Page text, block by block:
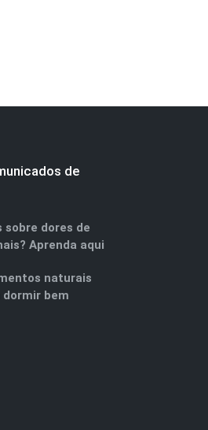
de
sobre dores de
Aprenda aqui
naturais
dormir bem